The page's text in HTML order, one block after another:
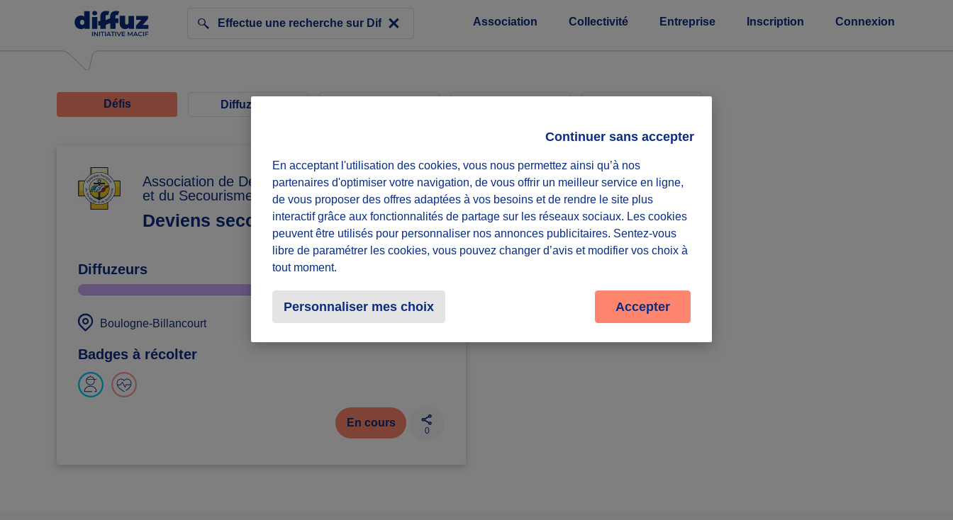
Association Collectivité Entreprise Inscription Connexion
Défis Diffuzeurs
Association de Développement du Sauvetage
et du Secourisme
Deviens secouriste bénévole !
Diffuzeurs
Boulogne-Billancourt défi récurrent
Badges à récolter
En cours
0
En acceptant l'utilisation des cookies, vous nous permettez ainsi qu’à nos
partenaires d'optimiser votre navigation, de vous offrir un meilleur service en ligne,
de vous proposer des offres adaptées à vos besoins et de rendre le site plus
interactif grâce aux fonctionnalités de partage sur les réseaux sociaux. Les cookies
peuvent être utilisés pour personnaliser nos annonces publicitaires. Sentez-vous
libre de paramétrer les cookies, vous pouvez changer d’avis et modifier vos choix à
tout moment.
Personnaliser mes choix
Continuer sans accepter
Accepter